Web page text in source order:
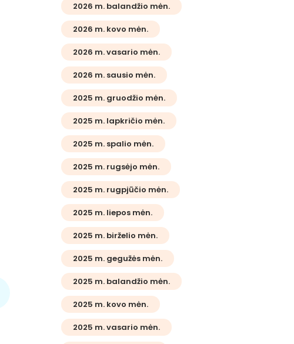
2026 m. balandžio mėn.
2026 m. kovo mėn.
2026 m. vasario mėn.
2026 m. sausio mėn.
2025 m. gruodžio mėn.
2025 m. lapkričio mėn.
2025 m. spalio mėn.
2025 m. rugsėjo mėn.
2025 m. rugpjūčio mėn.
2025 m. liepos mėn.
2025 m. birželio mėn.
2025 m. gegužės mėn.
2025 m. balandžio mėn.
2025 m. kovo mėn.
2025 m. vasario mėn.